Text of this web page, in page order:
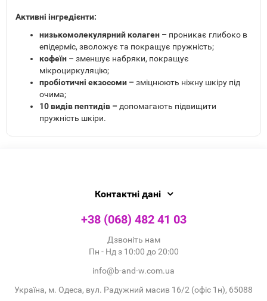
Активні інгредієнти:
низькомолекулярний колаген – проникає глибоко в
епідерміс, зволожує та покращує пружність;
кофеїн – зменшує набряки, покращує
мікроциркуляцію;
пробіотичні екзосоми – зміцнюють ніжну шкіру під
очима;
10 видів пептидів – допомагають підвищити
пружність шкіри.
Контактні дані
+38 (068) 482 41 03
Дзвоніть нам
Пн - Нд з 10:00 до 20:00
info@b-and-w.com.ua
Україна, м. Одеса, вул. Радужний масив 16/2 (офіс 1н), 65088